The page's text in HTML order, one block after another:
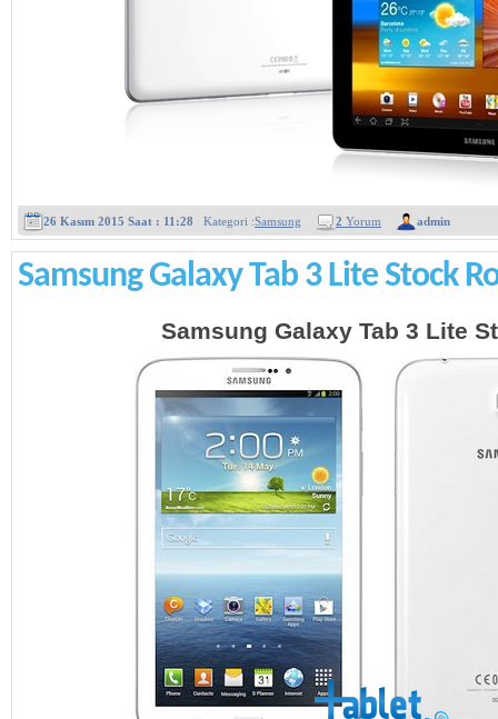
26 Kasım 2015 Saat : 11:28 Kategori :Samsung 2 Yorum admin
Samsung Galaxy Tab 3 Lite Stock
Samsung Galaxy Tab 3 Lite